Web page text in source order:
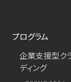
プログラム
企業支援型ク
ディング